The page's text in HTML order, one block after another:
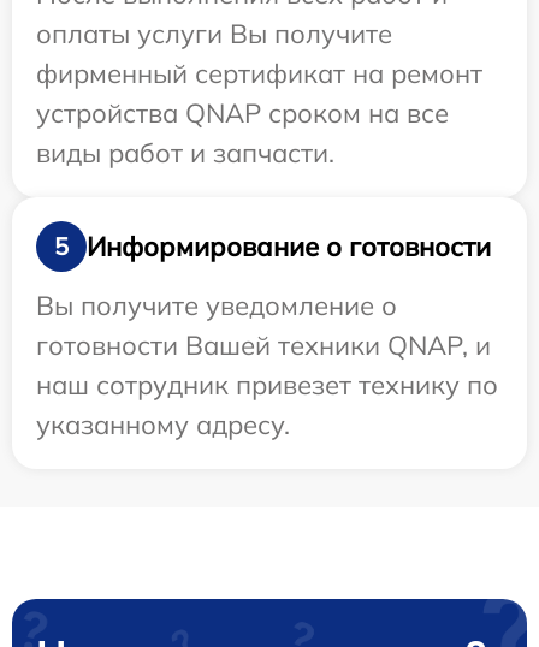
оплаты услуги Вы получите
фирменный сертификат на ремонт
устройства QNAP сроком на все
виды работ и запчасти.
5
Информирование о готовности
Вы получите уведомление о
готовности Вашей техники QNAP, и
наш сотрудник привезет технику по
указанному адресу.